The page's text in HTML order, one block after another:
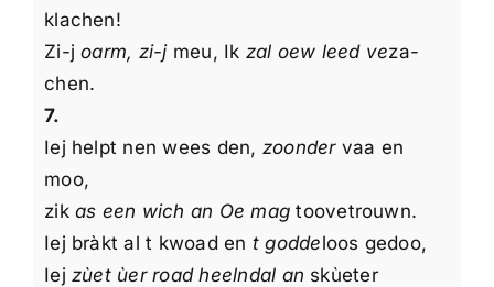
klachen!
Zi-joarm, zi-jmeu, Ik zal oew leed veza-
chen.
7.
Iej helpt nen wees den, zoondervaa en
moo,
zikas een wich an Oe mag toovetrouwn.
Iej bràkt al t kwoad en t goddeloos gedoo,
Iejzùet ùer road heelndal an skùeter